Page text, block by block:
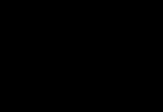
заказанную продукцию.
результатом и отношением.